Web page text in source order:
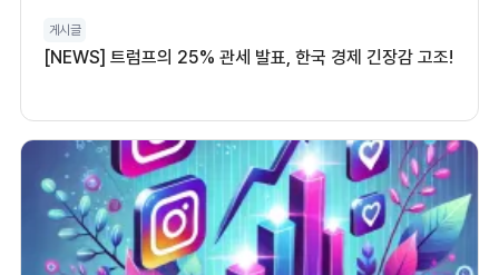
게시글
[NEWS] 트럼프의 25% 관세 발표, 한국 경제 긴장감 고조!